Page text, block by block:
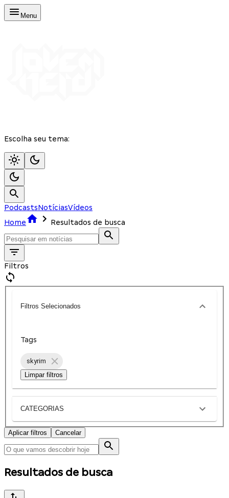
Menu
Escolha seu tema:
PodcastsNotíciasVídeos
Home
Resultados de busca
Filtros
Filtros Selecionados
Tags
skyrim
Limpar filtros
CATEGORIAS
Aplicar filtros Cancelar
Resultados de busca